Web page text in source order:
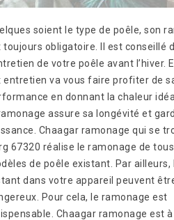
soient le type de poêle, son
toujours obligatoire. Il est conseillé
de votre poêle avant l’hiver.
entretien va vous faire profiter de
en donnant la chaleur
assure sa longévité et
Chaagar ramonage qui se
67320 réalise le ramonage de
de poêle existant. Par ailleurs,
dans votre appareil peuvent
Pour cela, le ramonage est
Chaagar ramonage est